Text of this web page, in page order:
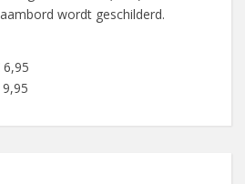
wordt geschilderd.